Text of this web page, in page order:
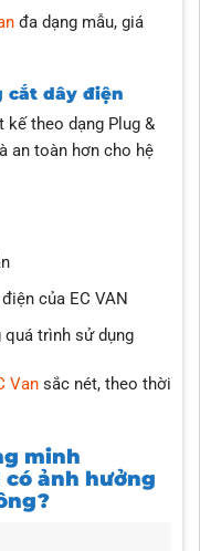
đa dạng mẫu, giá
cắt dây điện
kế theo dạng Plug &
an toàn hơn cho hệ
của EC VAN
trình sử dụng
Vansắc nét, theo thời
minh
có ảnh hưởng